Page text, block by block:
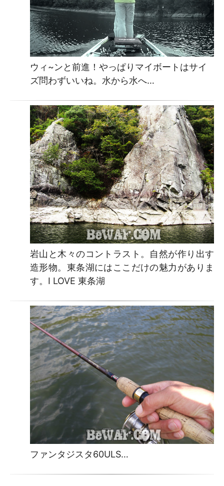
ウィ~ンと前進！やっぱりマイボートはサイ
ズ問わずいいね。水から水へ…
岩山と木々のコントラスト。自然が作り出す
造形物。東条湖にはここだけの魅力がありま
す。I LOVE 東条湖
ファンタジスタ60ULS…